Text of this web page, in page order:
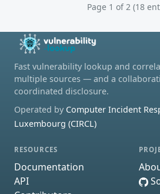
Page 1 of 2 (18
Fast vulnerability lookup and
multiple sources — and a
coordinated disclosure.
Operated by Computer Incident
Luxembourg (CIRCL)
RESOURCES
Documentation
API